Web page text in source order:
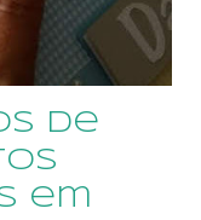
21
de
em